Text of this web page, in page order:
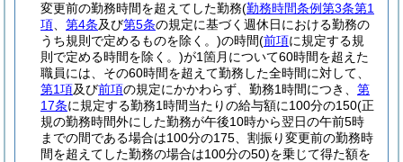
変更前の勤務時間を超えてした勤務(勤務時間条例第3条第1
項
第4条及び第5条の規定に基づく週休日における勤務の
うち規則で定めるものを除く。)の時間(前項に規定する規
則で定める時間を除く。)が1箇月について60時間を超えた
職員には、その60時間を超えて勤務した全時間に対して、
第1項及び前項の規定にかかわらず、勤務1時間につき、 第
17条に規定する勤務1時間当たりの給与額に100分の150(正
規の勤務時間外にした勤務が午後10時から翌日の午前5時
までの間である場合は100分の175、割振り変更前の勤務時
間を超えてした勤務の場合は100分の50)を乗じて得た額を